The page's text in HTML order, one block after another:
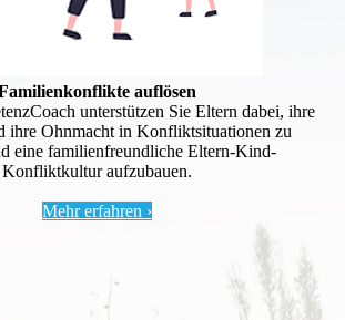
auflösen
unterstützen Sie Eltern dabei, ihre
ihre Ohnmacht in Konfliktsituationen zu
eine familienfreundliche Eltern-Kind-
Konfliktkultur aufzubauen.
Mehr erfahren ›